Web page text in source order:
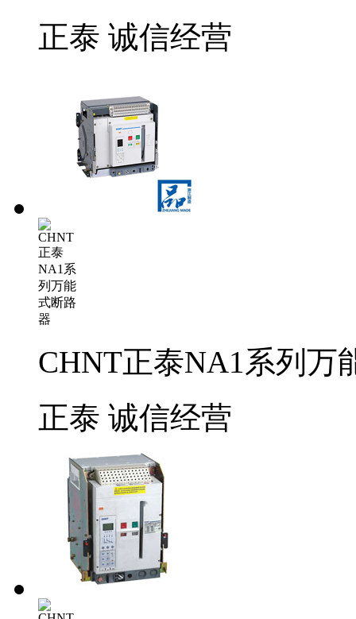
正泰 诚信经营
CHNT正泰NA1系列万
正泰 诚信经营